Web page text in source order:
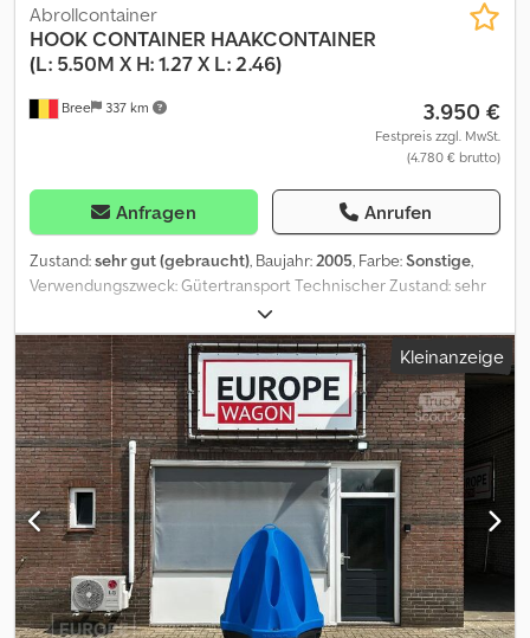
Bree 337 km
Abrollcontainer
HOOK CONTAINER HAAKCONTAINER
(L: 5.50M X H: 1.27 X L: 2.46)
3.950 €
Festpreis zzgl. MwSt.
(4.780 € brutto)
Anfragen Anrufen
Zustand:sehr gut (gebraucht), Baujahr: 2005, Farbe:Sonstige,
Verwendungszweck: Gütertransport Technischer Zustand: sehr
gut Dksdezr If Nepfx Ap Eor Optischer Zustand: sehr gut
Kleinanzeige